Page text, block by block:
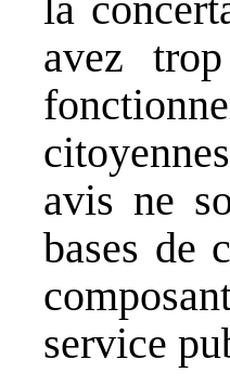
avez
avis ne
bases de
service